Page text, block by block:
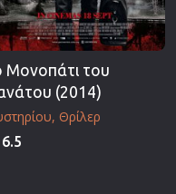
Μονοπάτι του
(2014)
Θρίλερ
6.5